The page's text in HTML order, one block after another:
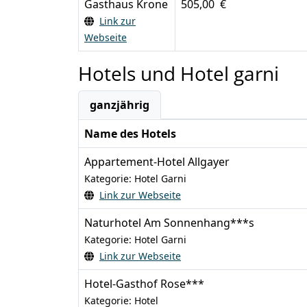
Gasthaus Krone
Link zur
Webseite
505,00 €
Hotels und Hotel garni
ganzjährig
Name des Hotels
Appartement-Hotel Allgayer
Kategorie: Hotel Garni
Link zur Webseite
Naturhotel Am Sonnenhang***s
Kategorie: Hotel Garni
Link zur Webseite
Hotel-Gasthof Rose***
Kategorie: Hotel